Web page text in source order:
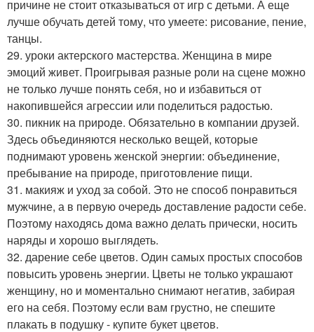
причине не стоит отказываться от игр с детьми. А еще
лучше обучать детей тому, что умеете: рисование, пение,
танцы.
29. уроки актерского мастерства. Женщина в мире
эмоций живет. Проигрывая разные роли на сцене можно
не только лучше понять себя, но и избавиться от
накопившейся агрессии или поделиться радостью.
30. пикник на природе. Обязательно в компании друзей.
Здесь объединяются несколько вещей, которые
поднимают уровень женской энергии: объединение,
пребывание на природе, приготовление пищи.
31. макияж и уход за собой. Это не способ понравиться
мужчине, а в первую очередь доставление радости себе.
Поэтому находясь дома важно делать прически, носить
наряды и хорошо выглядеть.
32. дарение себе цветов. Один самых простых способов
повысить уровень энергии. Цветы не только украшают
женщину, но и моментально снимают негатив, забирая
его на себя. Поэтому если вам грустно, не спешите
плакать в подушку - купите букет цветов.